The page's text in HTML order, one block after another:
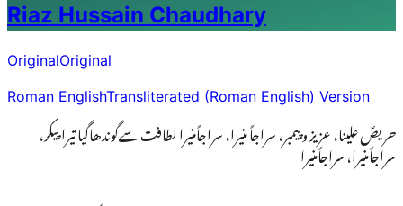
Riaz Hussain Chaudhary
OriginalOriginal
Roman EnglishTransliterated (Roman English) Version
حریصؐ علینا، عزیز و پیمبر، سراجاً منیرا، سراجاًمنیرا لطافت سےگوندھاگیا تیراپیکر،
سراجاًمنیرا، سراجاًمنیرا